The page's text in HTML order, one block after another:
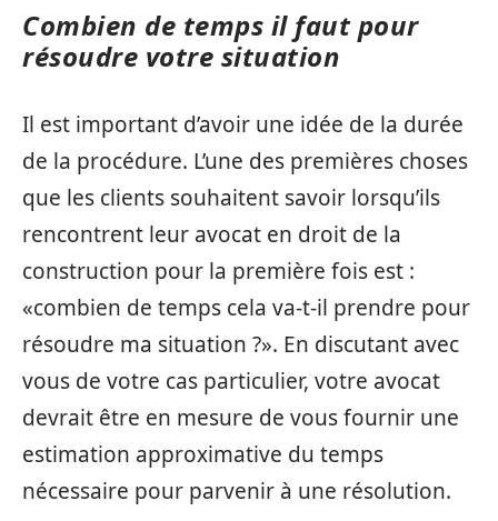
Combien de temps il faut pour
résoudre votre situation
Il est important d’avoir une idée de la durée
de la procédure. L’une des premières choses
que les clients souhaitent savoir lorsqu’ils
rencontrent leur avocat en droit de la
construction pour la première fois est :
«combien de temps cela va-t-il prendre pour
résoudre ma situation ?». En discutant avec
vous de votre cas particulier, votre avocat
devrait être en mesure de vous fournir une
estimation approximative du temps
nécessaire pour parvenir à une résolution.